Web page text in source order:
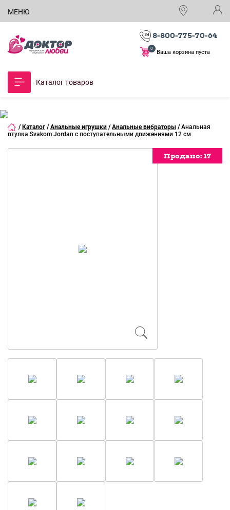
МЕНЮ
8-800-775-70-64
Ваша корзина пуста
0
Каталог товаров
/ Каталог / Анальные игрушки / Анальные вибраторы / Анальная
втулка Svakom Jordan с поступательными движениями 12 см
Продано: 17
Продано: 17
Продано: 17
Продано: 17
Продано: 17
Продано: 17
Продано: 17
Продано: 17
Продано: 17
Продано: 17
Продано: 17
Продано: 17
Продано: 17
Продано: 17